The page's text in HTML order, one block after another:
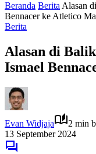
Beranda Berita Alasan
Bennacer ke Atletico
Berita
Alasan di
Ismael
Evan Widjaja
2 min
13 September 2024